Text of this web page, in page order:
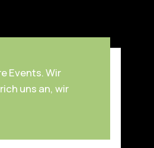
Events. Wir
uns an, wir